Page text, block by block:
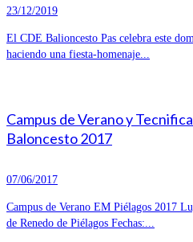
23/12/2019
El CDE Balioncesto Pas celebra este
haciendo una fiesta-homenaje...
Campus de Verano y
Baloncesto 2017
07/06/2017
Campus de Verano EM Piélagos 2017
de Renedo de Piélagos Fechas:...